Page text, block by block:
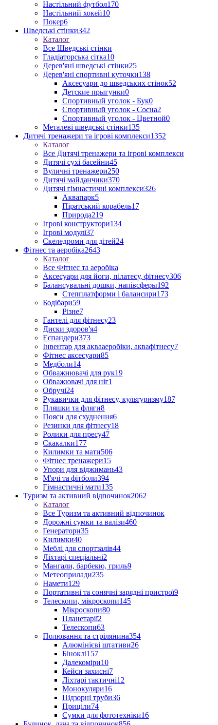
Настільний футбол170
Настільний хокей10
Покер6
Шведські стінки342
Каталог
Все Шведські стінки
Гладіаторська сітка10
Дерев'яні шведські стінки25
Дерев'яні спортивні куточки138
Аксесуари до шведських стінок52
Детские прыгунки0
Спортивный уголок - Бук0
Спортивный уголок - Сосна2
Спортивный уголок - Цветной0
Металеві шведські стінки135
Дитячі тренажери та ігрові комплекси1352
Каталог
Все Дитячі тренажери та ігрові комплекси
Дитячі сухі басейни45
Вуличні тренажери250
Дитячі майданчики370
Дитячі гімнастичні комплекси326
Аквапарк5
Піратський корабель17
Природа219
Ігрові конструктори134
Ігрові модулі37
Скеледроми для дітей24
Фітнес та аеробіка2643
Каталог
Все Фітнес та аеробіка
Аксесуари для йоги, пілатесу, фітнесу306
Балансувальні дошки, напівсферы192
Степплатформи і балансири173
Бодібари59
Різне7
Гантелі для фітнесу23
Диски здоров'я4
Еспандери373
Інвентар для аквааеробіки, аквафітнесу7
Фітнес аксесуари85
Медболи14
Обважнювачі для рук19
Обважювачі для ніг1
Обручі24
Рукавички для фітнесу, культуризму187
Пляшки та фляги8
Пояси для схуднення6
Резинки для фітнесу18
Ролики для пресу47
Скакалки177
Килимки та мати506
Фітнес тренажери15
Упори для віджимань43
М'ячі та фітболи394
Гімнастичні мати135
Туризм та активний відпочинок2062
Каталог
Все Туризм та активний відпочинок
Дорожні сумки та валізи460
Генератори35
Килимки40
Меблі для спортзалів44
Ліхтарі спеціальні2
Мангали, барбекю, гриль9
Метеоприлади235
Намети129
Портативні та сонячні зарядні пристрої9
Телескопи, мікроскопи145
Мікроскопи80
Планетарії2
Телескопи63
Полювання та стрілянина354
Алюмінієві штативи26
Біноклі157
Далекоміри10
Кейси захисні7
Ліхтарі тактичні12
Монокуляри16
Підзорні труби36
Приціли74
Сумки для фототехніки16